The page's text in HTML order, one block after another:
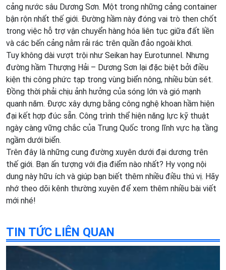
cảng nước sâu Dương Sơn. Một trong những cảng container
bận rộn nhất thế giới. Đường hầm này đóng vai trò then chốt
trong việc hỗ trợ vận chuyển hàng hóa liên tục giữa đất liền
và các bến cảng nằm rải rác trên quần đảo ngoài khơi.
Tuy không dài vượt trội như Seikan hay Eurotunnel. Nhưng
đường hầm Thượng Hải – Dương Sơn lại đặc biệt bởi điều
kiện thi công phức tạp trong vùng biển nông, nhiều bùn sét.
Đồng thời phải chịu ảnh hưởng của sóng lớn và gió mạnh
quanh năm. Được xây dựng bằng công nghệ khoan hầm hiện
đại kết hợp đúc sẵn. Công trình thể hiện năng lực kỹ thuật
ngày càng vững chắc của Trung Quốc trong lĩnh vực hạ tầng
ngầm dưới biển.
Trên đây là những cung đường xuyên dưới đại dương trên
thế giới. Bạn ấn tượng với địa điểm nào nhất? Hy vọng nội
dung này hữu ích và giúp bạn biết thêm nhiều điều thú vị. Hãy
nhớ theo dõi kênh thường xuyên để xem thêm nhiều bài viết
mới nhé!
TIN TỨC LIÊN QUAN